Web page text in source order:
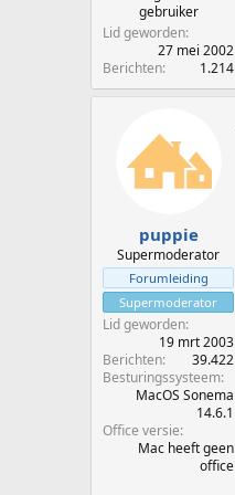
gebruiker
Lid geworden
27 mei 2002
Berichten
1.214
puppie
Supermoderator
Forumleiding
Supermoderator
Lid geworden
19 mrt 2003
Berichten
39.422
Besturingssysteem
MacOS Sonema
14.6.1
Office versie
Mac heeft geen
office